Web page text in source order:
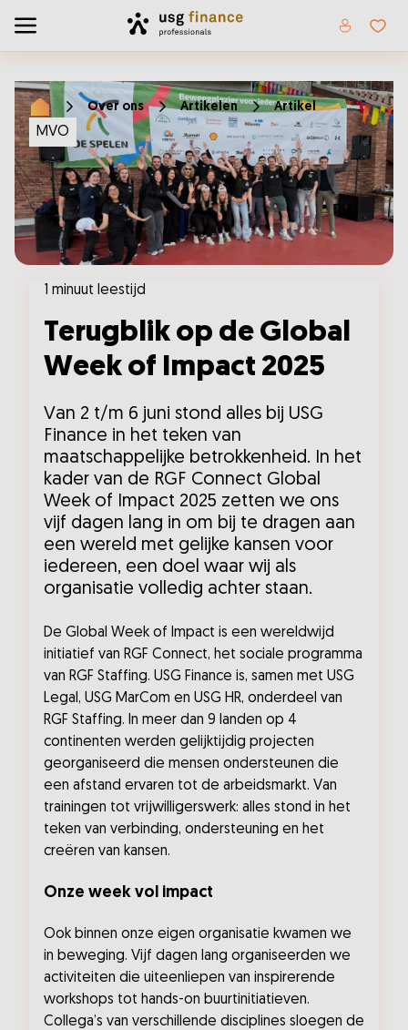
Toggle menu
Home
Home
Over ons Artikelen Artikel
MVO
1 minuut leestijd
Terugblik op de Global
Week of Impact 2025
Van 2 t/m 6 juni stond alles bij USG
Finance in het teken van
maatschappelijke betrokkenheid. In het
kader van de RGF Connect Global
Week of Impact 2025 zetten we ons
vijf dagen lang in om bij te dragen aan
een wereld met gelijke kansen voor
iedereen, een doel waar wij als
organisatie volledig achter staan.
De Global Week of Impact is een wereldwijd
initiatief van RGF Connect, het sociale programma
van RGF Staffing. USG Finance is, samen met USG
Legal, USG MarCom en USG HR, onderdeel van
RGF Staffing. In meer dan 9 landen op 4
continenten werden gelijktijdig projecten
georganiseerd die mensen ondersteunen die
een afstand ervaren tot de arbeidsmarkt. Van
trainingen tot vrijwilligerswerk: alles stond in het
teken van verbinding, ondersteuning en het
creëren van kansen.
Onze week vol impact
Ook binnen onze eigen organisatie kwamen we
in beweging. Vijf dagen lang organiseerden we
activiteiten die uiteenliepen van inspirerende
workshops tot hands-on buurtinitiatieven.
Collega’s van verschillende disciplines sloegen de